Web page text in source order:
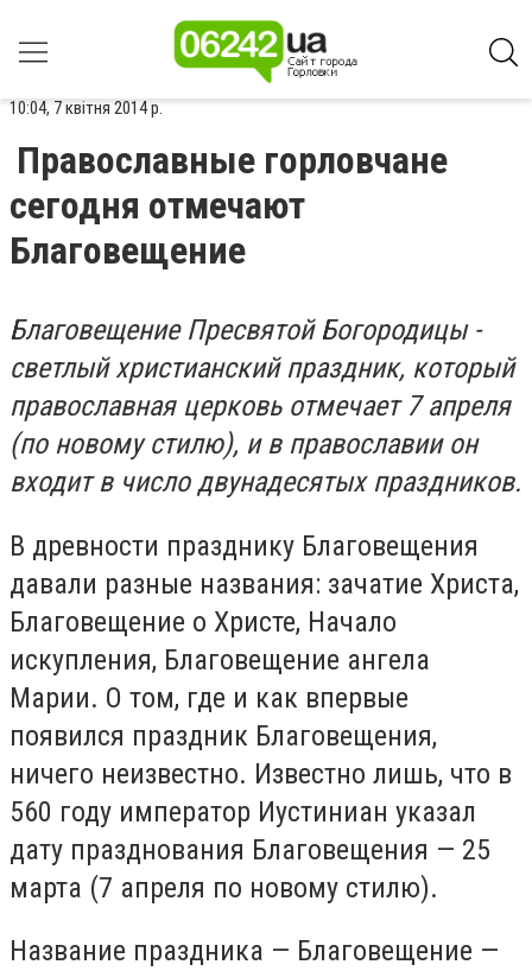
10:04, 7 квітня 2014 р.
Православные горловчане
сегодня отмечают
Благовещение
Благовещение Пресвятой Богородицы -
светлый христианский праздник, который
православная церковь отмечает 7 апреля
(по новому стилю), и в православии он
входит в число двунадесятых праздников.
В древности празднику Благовещения
давали разные названия: зачатие Христа,
Благовещение о Христе, Начало
искупления, Благовещение ангела
Марии. О том, где и как впервые
появился праздник Благовещения,
ничего неизвестно. Известно лишь, что в
560 году император Иустиниан указал
дату празднования Благовещения — 25
марта (7 апреля по новому стилю).
Название праздника — Благовещение —